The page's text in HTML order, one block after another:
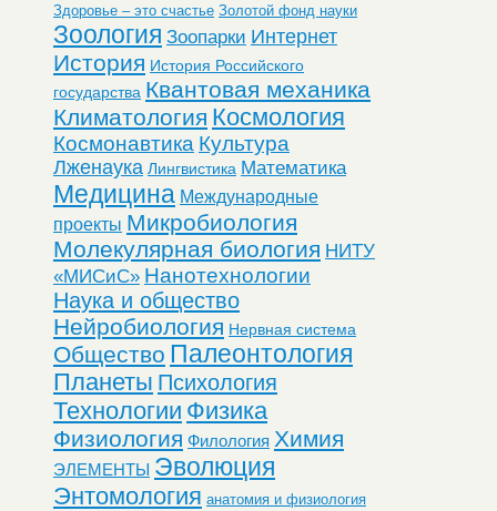
Здоровье – это счастье Золотой фонд науки
Зоология Зоопарки Интернет
История История Российского
государства Квантовая механика
Климатология Космология
Космонавтика Культура
Лженаука Лингвистика Математика
Медицина Международные
проекты Микробиология
Молекулярная биология НИТУ
«МИСиС» Нанотехнологии
Наука и общество
Нейробиология Нервная система
Общество Палеонтология
Планеты Психология
Технологии Физика
Физиология Филология Химия
ЭЛЕМЕНТЫ Эволюция
Энтомология анатомия и физиология